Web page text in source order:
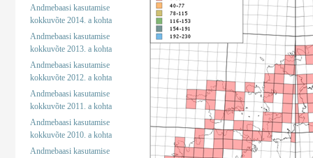
Andmebaasi kasutamise
kokkuvõte 2014. a kohta
Andmebaasi kasutamise
kokkuvõte 2013. a kohta
Andmebaasi kasutamise
kokkuvõte 2012. a kohta
Andmebaasi kasutamise
kokkuvõte 2011. a kohta
Andmebaasi kasutamise
kokkuvõte 2010. a kohta
Andmebaasi kasutamise